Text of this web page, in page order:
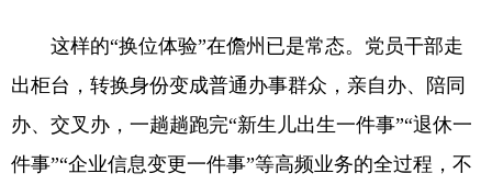
这样的“换位体验”在儋州已是常态。党员干部走
出柜台，转换身份变成普通办事群众，亲自办、陪同
办、交叉办，一趟趟跑完“新生儿出生一件事”“退休一
件事”“企业信息变更一件事”等高频业务的全过程，不